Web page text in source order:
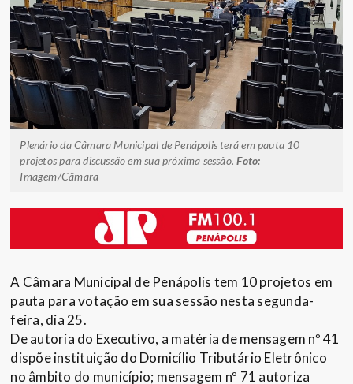
Plenário da Câmara Municipal de Penápolis terá em pauta 10
projetos para discussão em sua próxima sessão.Foto:
Imagem/Câmara
A Câmara Municipal de Penápolis tem 10 projetos em
pauta para votação em sua sessão nesta segunda-
feira, dia 25.
De autoria do Executivo, a matéria de mensagem nº 41
dispõe instituição do Domicílio Tributário Eletrônico
no âmbito do município; mensagem nº 71 autoriza